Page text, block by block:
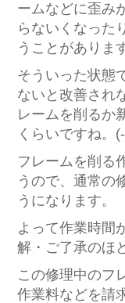
ームなどに歪み
らないくなった
うことがありま
そういった状態
ないと改善され
レームを削るか
くらいですね。
フレームを削る
うので、通常の
うになります。
よって作業時間
解・ご了承のほ
この修理中のフ
作業料などを請